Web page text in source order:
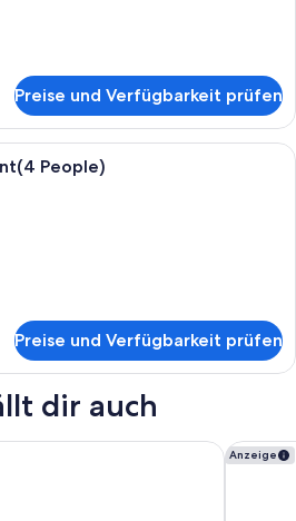
Preise und Verfügbarkeit prüfen
Zimmersafe, Schreibtisch,
People)
Preise und Verfügbarkeit prüfen
dir auch
Parc des Exposition Anzeige
Resort